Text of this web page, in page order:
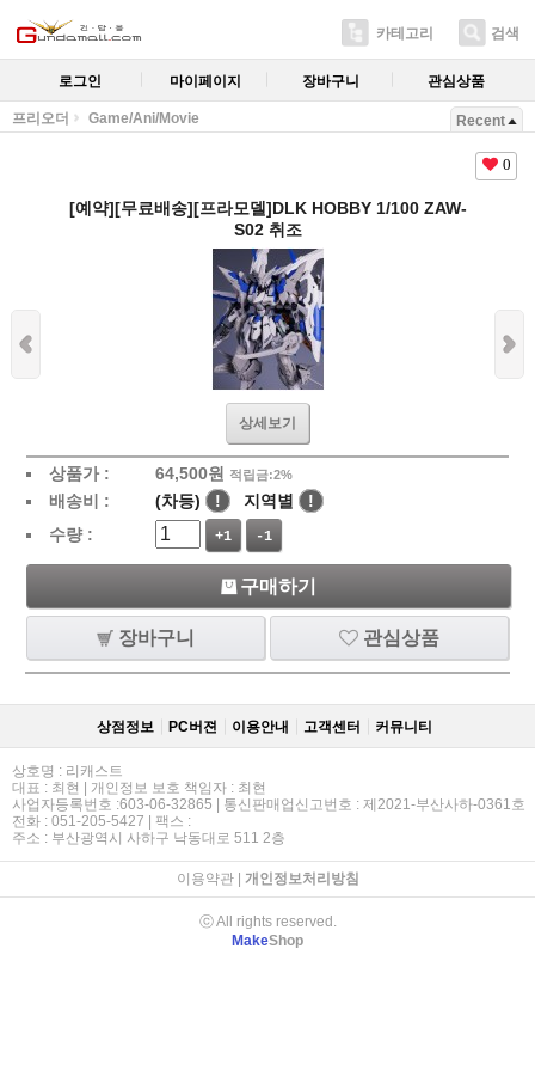
카테고리 검색
로그인 마이페이지 장바구니 관심상품
프리오더 Game/Ani/Movie Recent
0
[예약][무료배송][프라모델]DLK HOBBY 1/100 ZAW-
S02 취조
상세보기
상품가 : 64,500원 적립금:2%
배송비 : (차등) ! 지역별
!
수량 :
+1 -1
구매하기
장바구니 관심상품
상점정보 PC버젼 이용안내 고객센터 커뮤니티
상호명 : 리캐스트
대표 : 최현 | 개인정보 보호 책임자 : 최현
사업자등록번호 :603-06-32865 | 통신판매업신고번호 : 제2021-부산사하-0361호
전화 : 051-205-5427 | 팩스 :
주소 : 부산광역시 사하구 낙동대로 511 2층
이용약관| 개인정보처리방침
ⓒ All rights reserved.
MakeShop